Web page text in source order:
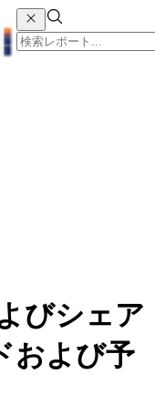
びシェア
および予